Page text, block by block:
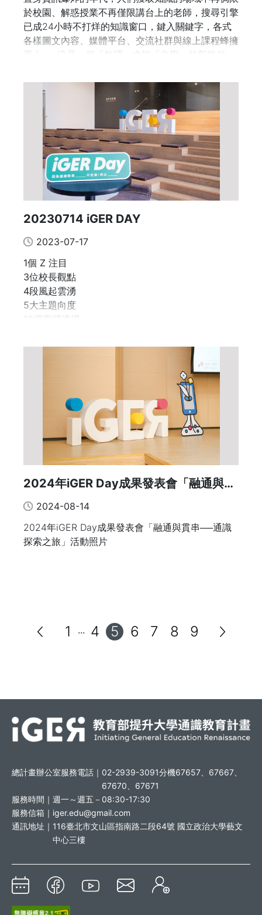
解各國通識教育的特色和挑戰。他們的演講不僅啟發
了與會者對通識教育的思考，更激發了對通識教育實
踐的熱情和動力。
作。參與者可以透過這樣的平台，深入探討通識教育
的理念和實踐，並將這些啟發帶回自己的學術和教學
實踐中。
於校園、解惑授業不再僅限講台上的老師，搜尋引擎
已成24小時不打烊的知識窗口，鍵入關鍵字，各式
各樣圖文內容、媒體平台、交流社群與線上課程蜂擁
而上……這是一個「無課」也能「自學」的新世代，
通識教育課，如何善加利用這些資源與工具，為自學
新世代提供更豐富的學習經驗？
教育部「提升大學通識教育中程計畫」成果發表會iG
ER Day規劃「實踐建構──無課者運動」交流論壇，
以「我是學生，我不想被別人的知識掌控」、「課程
平台如何成為多元學習者的另一盞燈？」為題，邀請
課程平台界的老字號與新勢力──國立空中大學與HA
HOW好學校，以及參與「我的通識，我來設計」學
學生，共同探討新世代的自學實踐。
20230714 iGER DAY
2023-07-17
1個 Z 注目
3位校長觀點
4段風起雲湧
5大主題向度
10場實踐建構
2024年iGER Day成果發表會「融通與貫
串──通識探索之旅」
2024-08-14
2024年iGER Day成果發表會「融通與貫串──通識
探索之旅」活動照片
1 ... 4 5 6 7 8 9
總計畫辦公室服務電話｜ 02-2939-3091分機67657、67667、
67670、67671
服務時間｜ 週一～週五－08:30-17:30
服務信箱｜ iger.edu@gmail.com
通訊地址｜ 116臺北市文山區指南路二段64號 國立政治大學藝文
中心三樓